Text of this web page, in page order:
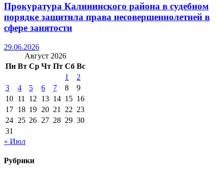
Прокуратура Калининского района в судебном
порядке защитила права несовершеннолетней в
сфере занятости
29.06.2026
Август 2026
Пн Вт Ср Чт Пт Сб Вс
1
2
3
4 5 6 7 8
9
10 11 12 13 14 15 16
17 18 19 20 21 22 23
24 25 26 27 28 29 30
31
« Июл
Рубрики